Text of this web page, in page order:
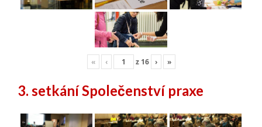
« ‹ z 16 › »
3. setkání Společenství praxe